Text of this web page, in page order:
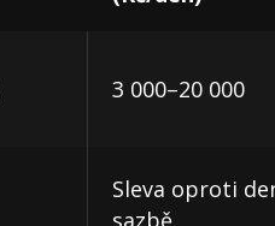
3 000–20 000
Sleva oproti